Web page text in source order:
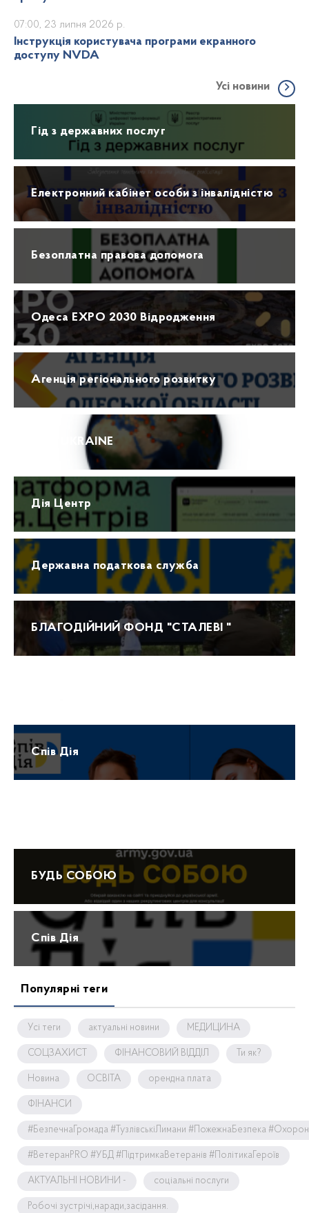
Інструкція користувача програми екранного
доступу NVDA
07:00, 23 липня 2026 р.
Усі новини
Гід з державних послуг
Електронний кабінет особи з інвалідністю
Безоплатна правова допомога
Одеса EXPO 2030 Відродження
Агенція регіонального розвитку
ПРО UKRAINE
Дія Центр
Державна податкова служба
БЛАГОДІЙНИЙ ФОНД "СТАЛЕВІ "
Спів Дія
БУДЬ СОБОЮ
Спів Дія
Популярні теги
Усі теги актуальні новини МЕДИЦИНА
СОЦЗАХИСТ ФІНАНСОВИЙ ВІДДІЛ Ти як?
Новина ОСВІТА орендна плата
ФІНАНСИ
#БезпечнаГромада #ТузлівськіЛимани #ПожежнаБезпека
#ВетеранPRO #УБД #ПідтримкаВетеранів #ПолітикаГероїв
АКТУАЛЬНІ НОВИНИ - соціальні послуги
Робочі зустрічі,наради,засідання.